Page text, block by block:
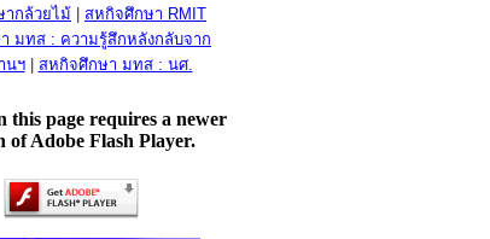
กล้วยไม้
สหกิจศึกษา RMIT
มทส : ความรู้สึกหลังกลับจาก
นฯ| สหกิจศึกษา มทส : นศ.
this page requires a newer
of Adobe Flash Player.